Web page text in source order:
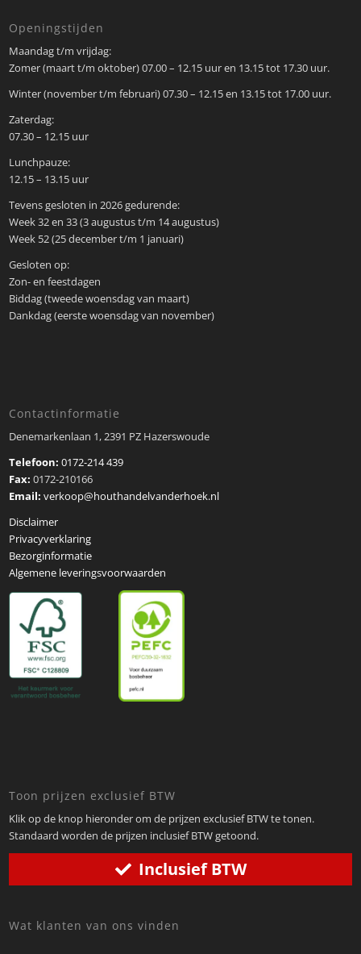
Openingstijden
Maandag t/m vrijdag:
Zomer (maart t/m oktober) 07.00 – 12.15 uur en 13.15 tot 17.30 uur.
Winter (november t/m februari) 07.30 – 12.15 en 13.15 tot 17.00 uur.
Zaterdag:
07.30 – 12.15 uur
Lunchpauze:
12.15 – 13.15 uur
Tevens gesloten in 2026 gedurende:
Week 32 en 33 (3 augustus t/m 14 augustus)
Week 52 (25 december t/m 1 januari)
Gesloten op:
Zon- en feestdagen
Biddag (tweede woensdag van maart)
Dankdag (eerste woensdag van november)
Contactinformatie
Denemarkenlaan 1, 2391 PZ Hazerswoude
Telefoon:0172-214 439
Fax:0172-210166
Email: verkoop@houthandelvanderhoek.nl
Disclaimer
Privacyverklaring
Bezorginformatie
Algemene leveringsvoorwaarden
Toon prijzen exclusief BTW
Klik op de knop hieronder om de prijzen exclusief BTW te tonen.
Standaard worden de prijzen inclusief BTW getoond.
Inclusief BTW
Wat klanten van ons vinden